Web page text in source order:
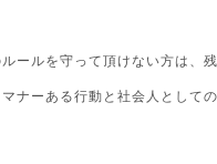
ルールを守って頂けない方は、
マナーある行動と社会人として